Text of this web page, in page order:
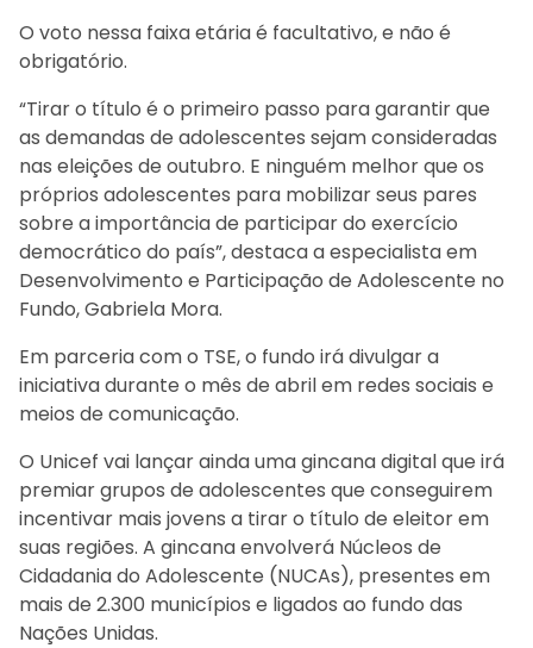
O voto nessa faixa etária é facultativo, e não é
obrigatório.
“Tirar o título é o primeiro passo para garantir que
as demandas de adolescentes sejam consideradas
nas eleições de outubro. E ninguém melhor que os
próprios adolescentes para mobilizar seus pares
sobre a importância de participar do exercício
democrático do país”, destaca a especialista em
Desenvolvimento e Participação de Adolescente no
Fundo, Gabriela Mora.
Em parceria com o TSE, o fundo irá divulgar a
iniciativa durante o mês de abril em redes sociais e
meios de comunicação.
O Unicef vai lançar ainda uma gincana digital que irá
premiar grupos de adolescentes que conseguirem
incentivar mais jovens a tirar o título de eleitor em
suas regiões. A gincana envolverá Núcleos de
Cidadania do Adolescente (NUCAs), presentes em
mais de 2.300 municípios e ligados ao fundo das
Nações Unidas.